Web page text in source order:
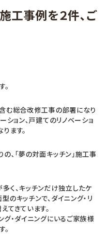
工事例を２件、ご
む総合改修工事の部署になり
ション、戸建てのリノベーショ
ます。
、「夢の対面キッチン」施工事
く、キッチンだけ独立したケ
のキッチンで、ダイニング・リ
てきています。
グ・ダイニングにいるご家族様
。